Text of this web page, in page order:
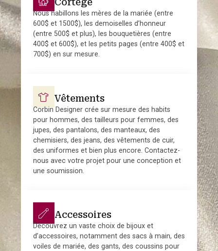
Cortège
Nous habillons les mères de la mariée (entre
600$ et 1500$), les demoiselles d’honneur
(entre 500$ et plus), les bouquetières (entre
400$ et 600$), et les petits pages (entre 400$ et
700$) en sur mesure.
Vêtements
Corbin Designer crée sur mesure des habits
pour hommes, des tailleurs pour femmes, des
jupes, des pantalons, des manteaux, des
chemisiers, des jeans, des vêtements de cuir,
des uniformes et bien plus encore. Contactez-
nous avec votre projet pour une conception et
une soumission.
Accessoires
Découvrez un vaste choix de bijoux et
d’accessoires, notamment des sacs à main, des
voiles de mariée, des gants, des coussins pour